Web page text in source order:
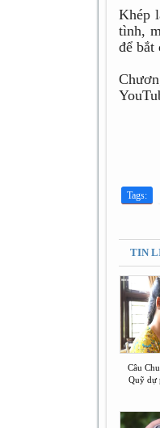
Khép
tình,
để bắt
Tags:
TIN
Câu
Quỹ dự